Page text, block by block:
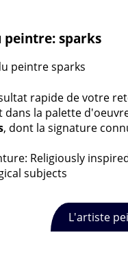
peintre: sparks
rapide de votre
dans la palette
, dont la signature
Religiously
subjects
L'artiste